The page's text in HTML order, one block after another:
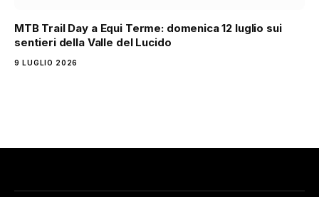
MTB Trail Day a Equi Terme: domenica 12 luglio sui
sentieri della Valle del Lucido
9 LUGLIO 2026